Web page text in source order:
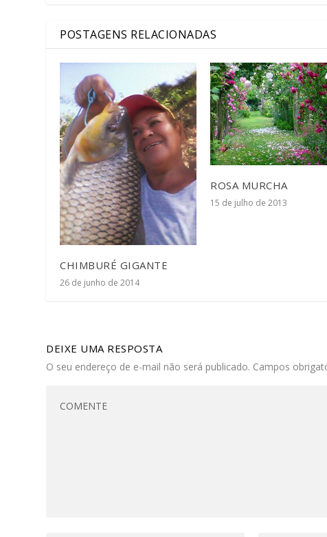
POSTAGENS RELACIONADAS
CHIMBURÉ GIGANTE
26 de junho de 2014
ROSA MURCHA
15 de julho de 2013
DEIXE UMA RESPOSTA
O seu endereço de e-mail não será publicado. Campos